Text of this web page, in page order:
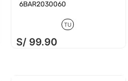
6BAR2030060
TU
S/ 99.90